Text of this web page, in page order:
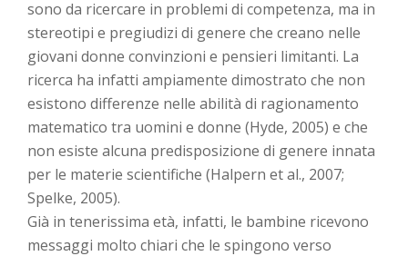
sono da ricercare in problemi di competenza, ma in
stereotipi e pregiudizi di genere che creano nelle
giovani donne convinzioni e pensieri limitanti. La
ricerca ha infatti ampiamente dimostrato che non
esistono differenze nelle abilità di ragionamento
matematico tra uomini e donne (Hyde, 2005) e che
non esiste alcuna predisposizione di genere innata
per le materie scientifiche (Halpern et al., 2007;
Spelke, 2005).
Già in tenerissima età, infatti, le bambine ricevono
messaggi molto chiari che le spingono verso